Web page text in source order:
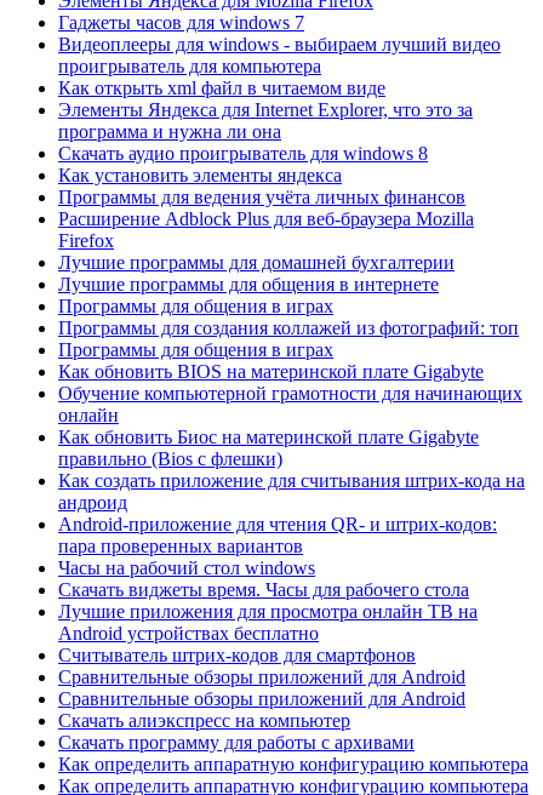
Гаджеты часов для windows 7
Видеоплееры для windows - выбираем лучший видео
проигрыватель для компьютера
Как открыть xml файл в читаемом виде
Элементы Яндекса для Internet Explorer, что это за
программа и нужна ли она
Скачать аудио проигрыватель для windows 8
Как установить элементы яндекса
Программы для ведения учёта личных финансов
Расширение Adblock Plus для веб-браузера Mozilla
Firefox
Лучшие программы для домашней бухгалтерии
Лучшие программы для общения в интернете
Программы для общения в играх
Программы для создания коллажей из фотографий: топ
Программы для общения в играх
Как обновить BIOS на материнской плате Gigabyte
Обучение компьютерной грамотности для начинающих
онлайн
Как обновить Биос на материнской плате Gigabyte
правильно (Bios с флешки)
Как создать приложение для считывания штрих-кода на
андроид
Android-приложение для чтения QR- и штрих-кодов:
пара проверенных вариантов
Часы на рабочий стол windows
Скачать виджеты время. Часы для рабочего стола
Лучшие приложения для просмотра онлайн ТВ на
Android устройствах бесплатно
Считыватель штрих-кодов для смартфонов
Сравнительные обзоры приложений для Android
Сравнительные обзоры приложений для Android
Скачать алиэкспресс на компьютер
Скачать программу для работы с архивами
Как определить аппаратную конфигурацию компьютера
Как определить аппаратную конфигурацию компьютера